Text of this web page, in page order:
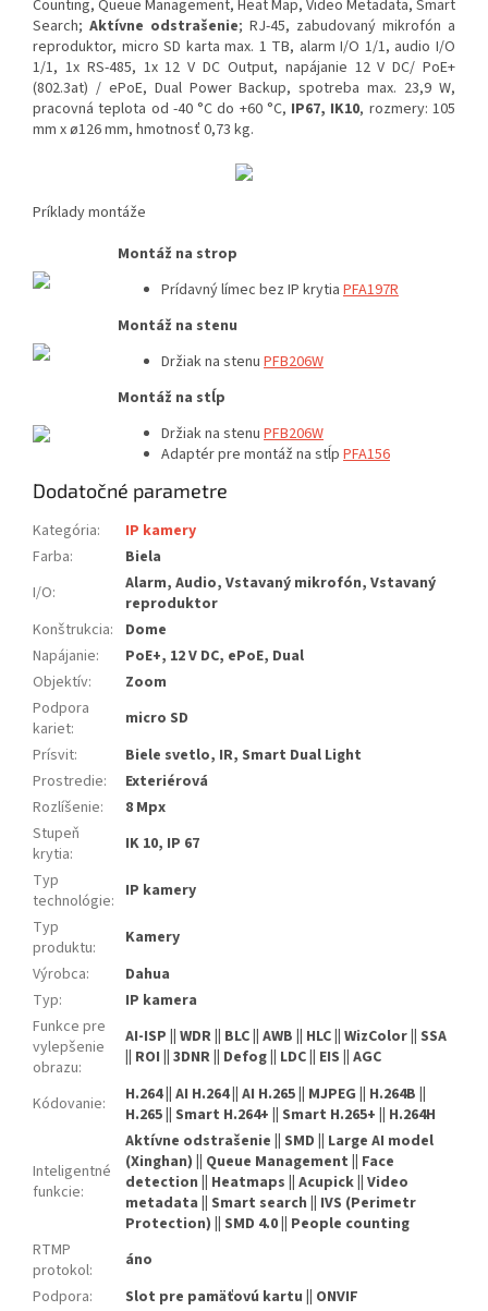
Counting, Queue Management, Heat Map, Video Metadata, Smart
Search; Aktívne odstrašenie; RJ-45, zabudovaný mikrofón a
reproduktor, micro SD karta max. 1 TB, alarm I/O 1/1, audio I/O
1/1, 1x RS-485, 1x 12 V DC Output, napájanie 12 V DC/ PoE+
(802.3at) / ePoE, Dual Power Backup, spotreba max. 23,9 W,
pracovná teplota od -40 °C do +60 °C, IP67, IK10, rozmery: 105
mm x ø126 mm, hmotnosť 0,73 kg.
Príklady montáže
Montáž na strop
Prídavný límec bez IP krytia PFA197R
Montáž na stenu
Držiak na stenu PFB206W
Montáž na stĺp
Držiak na stenu PFB206W
Adaptér pre montáž na stĺp PFA156
Dodatočné parametre
Kategória:
IP kamery
Farba:
Biela
I/O:
Alarm, Audio, Vstavaný mikrofón, Vstavaný
reproduktor
Konštrukcia:
Dome
Napájanie:
PoE+, 12 V DC, ePoE, Dual
Objektív:
Zoom
Podpora
kariet:
micro SD
Prísvit:
Biele svetlo, IR, Smart Dual Light
Prostredie:
Exteriérová
Rozlíšenie:
8 Mpx
Stupeň
krytia:
IK 10, IP 67
Typ
technológie: IP kamery
Typ
produktu:
Kamery
Výrobca:
Dahua
Typ:
IP kamera
Funkce pre
vylepšenie
obrazu:
AI-ISP || WDR || BLC || AWB || HLC || WizColor || SSA
|| ROI || 3DNR || Defog || LDC || EIS || AGC
Kódovanie:
H.264 || AI H.264 || AI H.265 || MJPEG || H.264B ||
H.265 || Smart H.264+ || Smart H.265+ || H.264H
Inteligentné
funkcie:
Aktívne odstrašenie || SMD || Large AI model
(Xinghan) || Queue Management || Face
detection || Heatmaps || Acupick || Video
metadata || Smart search || IVS (Perimetr
Protection) || SMD 4.0 || People counting
RTMP
protokol:
áno
Podpora:
Slot pre pamäťovú kartu || ONVIF